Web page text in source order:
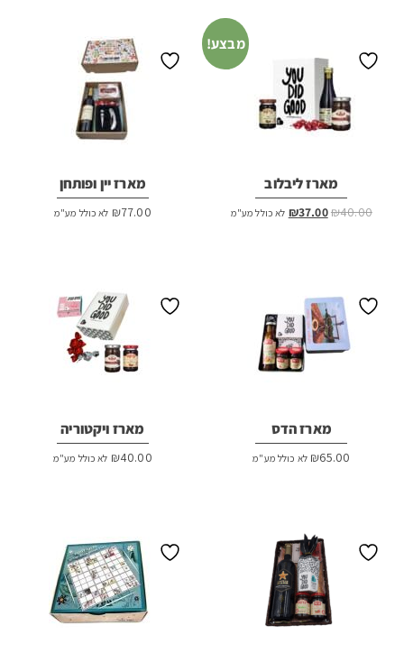
מבצע!
מארז ליבלוב
₪40.00
המחיר₪37.00 המחיר
לא כולל מע"מ
מארז יין ופותחן
₪77.00 לא כולל מע"מ
מארז הדס
₪65.00 לא כולל מע"מ
מארז ויקטוריה
₪40.00 לא כולל מע"מ